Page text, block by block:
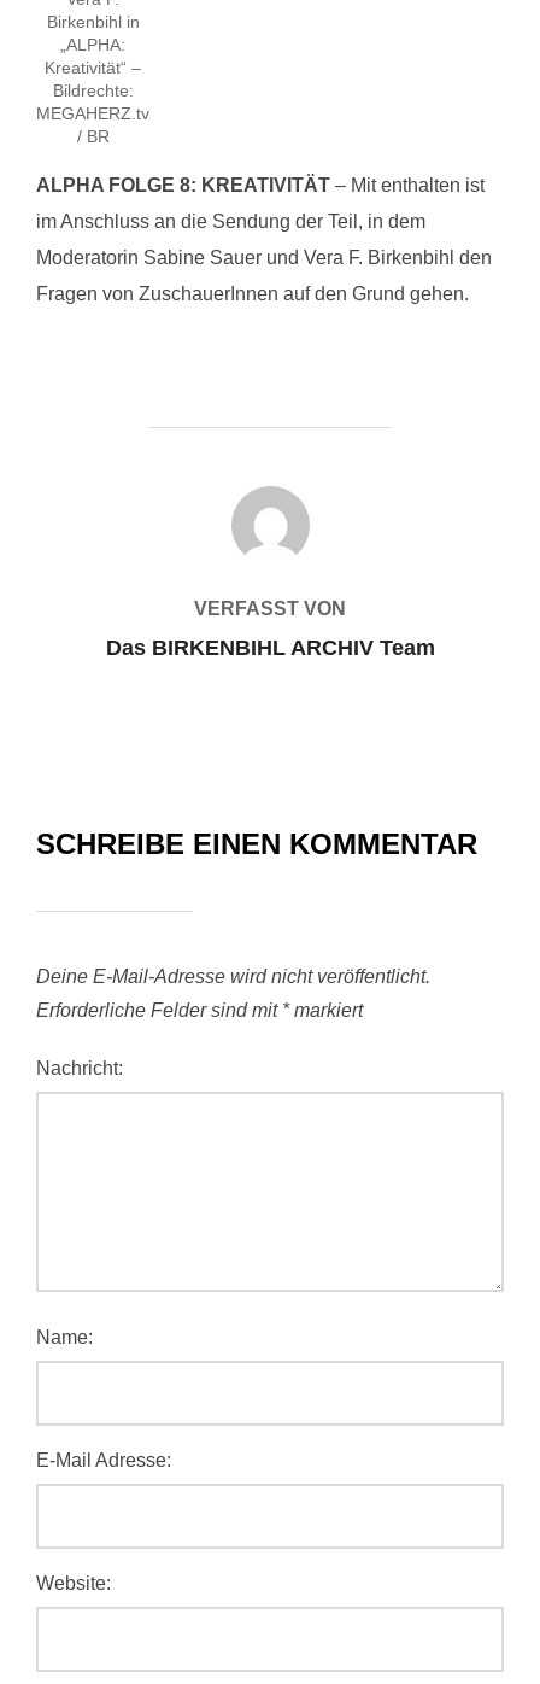
Birkenbihl in
„ALPHA:
Kreativität“ –
Bildrechte:
MEGAHERZ.tv
/ BR
ALPHA FOLGE 8: KREATIVITÄT – Mit enthalten ist
im Anschluss an die Sendung der Teil, in dem
Moderatorin Sabine Sauer und Vera F. Birkenbihl den
Fragen von ZuschauerInnen auf den Grund gehen.
BEITRAGSAUTOR
VERFASST VON
Das BIRKENBIHL ARCHIV Team
SCHREIBE EINEN KOMMENTAR
Deine E-Mail-Adresse wird nicht veröffentlicht.
Erforderliche Felder sind mit *markiert
Nachricht:
Name:
E-Mail Adresse:
Website: